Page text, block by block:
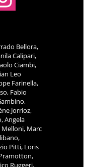
Bellora,
Calipari,
Ciambi,
Leo
Farinella,
Fabio
Jorrioz,
Angela
Melloni, Marc
Pitti, Loris
Ruggeri,